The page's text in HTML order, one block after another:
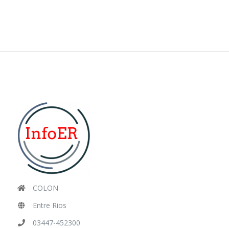
COLON
Entre Rios
03447-452300